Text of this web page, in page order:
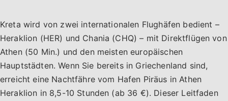
Kreta wird von zwei internationalen Flughäfen bedient –
Heraklion (HER) und Chania (CHQ) – mit Direktflügen von
Athen (50 Min.) und den meisten europäischen
Hauptstädten. Wenn Sie bereits in Griechenland sind,
erreicht eine Nachtfähre vom Hafen Piräus in Athen
Heraklion in 8,5-10 Stunden (ab 36 €). Dieser Leitfaden